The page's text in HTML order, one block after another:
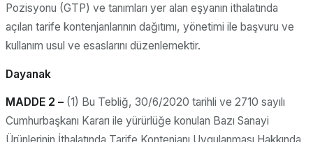
Pozisyonu (GTP) ve tanımları yer alan eşyanın ithalatında
açılan tarife kontenjanlarının dağıtımı, yönetimi ile başvuru ve
kullanım usul ve esaslarını düzenlemektir.
Dayanak
MADDE 2 – (1) Bu Tebliğ, 30/6/2020 tarihli ve 2710 sayılı
Cumhurbaşkanı Kararı ile yürürlüğe konulan Bazı Sanayi